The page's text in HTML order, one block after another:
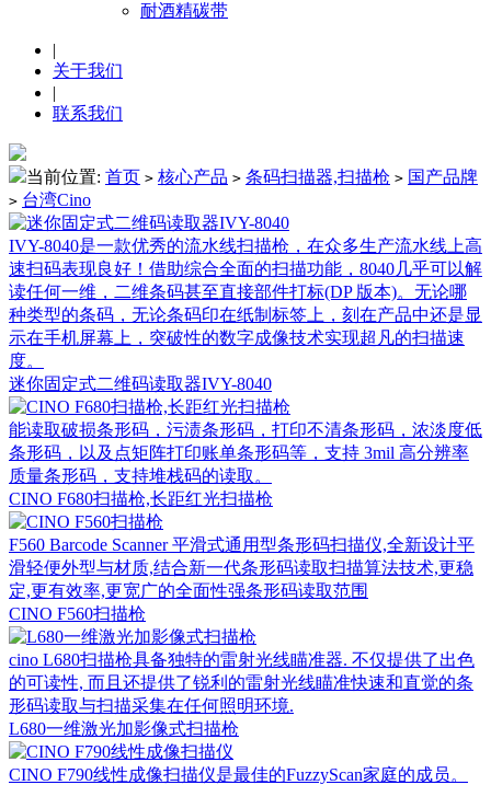
耐酒精碳带
|
关于我们
|
联系我们
当前位置: 首页 > 核心产品 > 条码扫描器,扫描枪 > 国产品牌
> 台湾Cino
IVY-8040是一款优秀的流水线扫描枪，在众多生产流水线上高
速扫码表现良好！借助综合全面的扫描功能，8040几乎可以解
读任何一维，二维条码甚至直接部件打标(DP 版本)。无论哪
种类型的条码，无论条码印在纸制标签上，刻在产品中还是显
示在手机屏幕上，突破性的数字成像技术实现超凡的扫描速
度。
迷你固定式二维码读取器IVY-8040
能读取破损条形码，污渍条形码，打印不清条形码，浓淡度低
条形码，以及点矩阵打印账单条形码等，支持 3mil 高分辨率
质量条形码，支持堆栈码的读取。
CINO F680扫描枪,长距红光扫描枪
F560 Barcode Scanner 平滑式通用型条形码扫描仪,全新设计平
滑轻便外型与材质,结合新一代条形码读取扫描算法技术,更稳
定,更有效率,更宽广的全面性强条形码读取范围
CINO F560扫描枪
cino L680扫描枪具备独特的雷射光线瞄准器. 不仅提供了出色
的可读性, 而且还提供了锐利的雷射光线瞄准快速和直觉的条
形码读取与扫描采集在任何照明环境.
L680一维激光加影像式扫描枪
CINO F790线性成像扫描仪是最佳的FuzzyScan家庭的成员。